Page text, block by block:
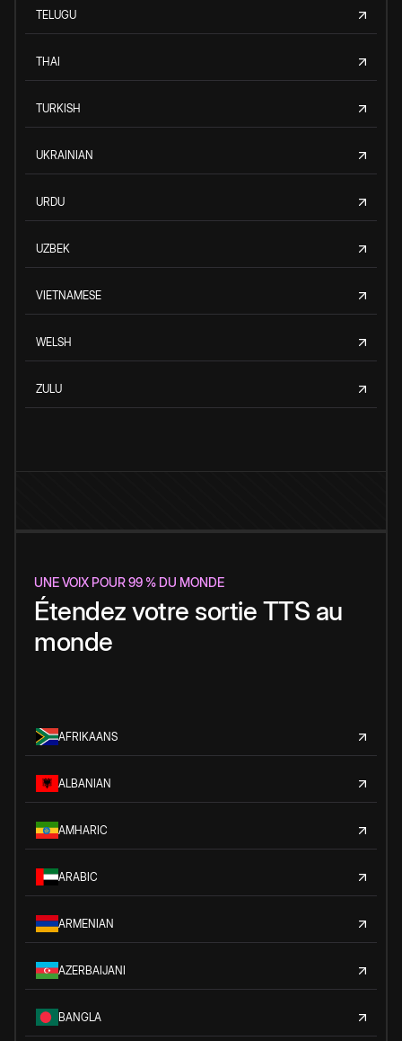
TELUGU
THAI
TURKISH
UKRAINIAN
URDU
UZBEK
VIETNAMESE
WELSH
ZULU
UNE VOIX POUR 99 % DU MONDE
Étendez votre sortie TTS au
monde
AFRIKAANS
ALBANIAN
AMHARIC
ARABIC
ARMENIAN
AZERBAIJANI
BANGLA